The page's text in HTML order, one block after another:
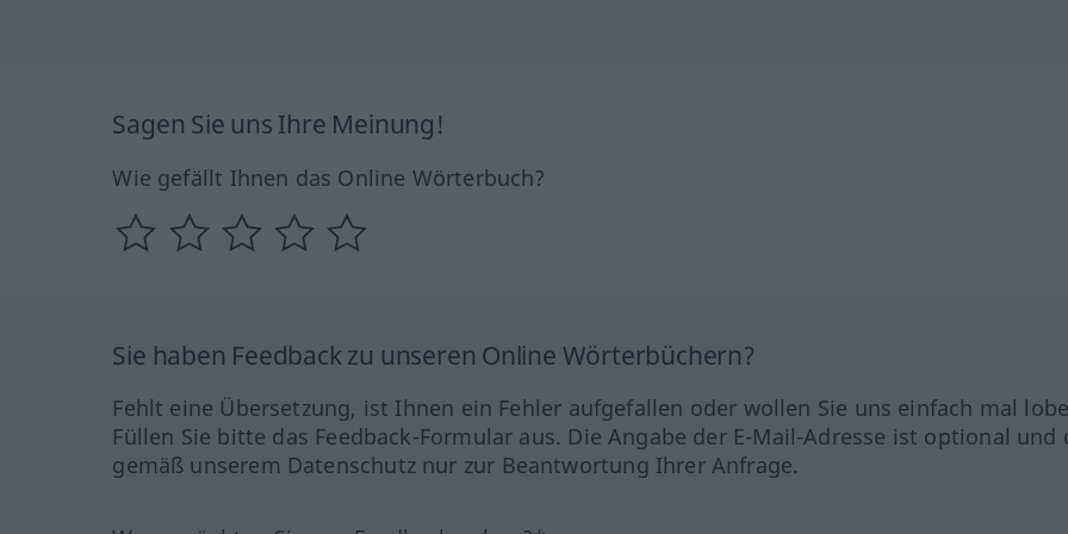
Sagen Sie uns Ihre Meinung!
Wie gefällt Ihnen das Online Wörterbuch?
Sie haben Feedback zu unseren Online Wörterbüchern?
Fehlt eine Übersetzung, ist Ihnen ein Fehler aufgefallen oder wollen Sie uns einfach mal
Füllen Sie bitte das Feedback-Formular aus. Die Angabe der E-Mail-Adresse ist optional und
gemäß unserem Datenschutz nur zur Beantwortung Ihrer Anfrage.